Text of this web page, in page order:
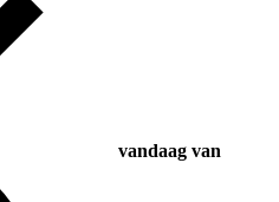
vandaag van